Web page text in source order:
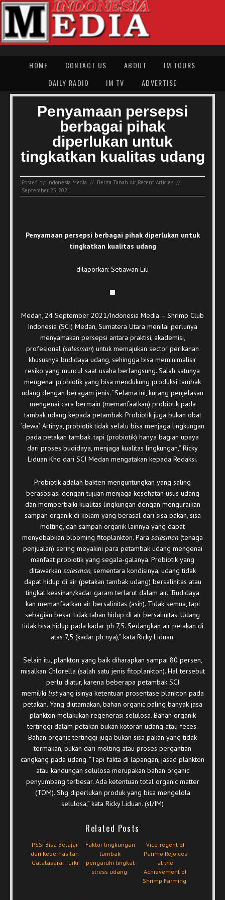
HOME CONTACT US ABOUT
IM TOURS
DAILY RADIO
IM TV ADVERTISE
Penyamaan persepsi
berbagai pihak
diperlukan untuk
tingkatkan kualitas udang
Posted by: Indonesia Media // Berita Tanah Air, Recent Articles //
September 25, 2021
Penyamaan persepsi berbagai pihak diperlukan untuk
tingkatkan kualitas udang
dilaporkan: Setiawan Liu
Medan, 24 September 2021/Indonesia Media – Shrimp Club
Indonesia (SCI) Medan, Sumatera Utara menilai perlunya
menyamakan persepsi antara praktisi, akademisi,
profesional (salesman) untuk memajukan sector perikanan
khususnya budidaya udang, sehingga bisa meminimalisir
resiko yang muncul saat usaha berlangsung. Salah satunya
mengenai probiotik yang bisa mendukung produksi tambak
udang dengan beragam jenis. “Selama ini, kurang penjelasan
mengenai cara bermain (memanfaatkan) probiotik pada
tambak udang kepada petambak. Probiotik juga bukan obat
‘dewa’. Artinya, probiotik tidak selalu bisa menjaga lingkungan
pada petakan tambak. tapi (probiotik) hanya bagian upaya
dari proses budidaya, menjaga kualitas lingkungan,” Ricky
Liduan Kho dari SCI Medan mengatakan kepada Redaksi.
Probiotik adalah bakteri menguntungkan yang saling
berasosiasi dengan tujuan menjaga kesehatan usus udang
dan memperbaiki kualitas lingkungan dengan menguraikan
sampah organik di kolam yang berasal dari sisa pakan, sisa
molting, dan sampah organik lainnya yang dapat
menyebabkan blooming fitoplankton. Para salesman (tenaga
penjualan) sering meyakini para petambak udang mengenai
manfaat probiotik yang segala-galanya. Probiotik yang
ditawarkan salesman, sementara kondisinya, udang tidak
dapat hidup di air (petakan tambak udang) bersalinitas atau
tingkat keasinan/kadar garam terlarut dalam air. “Budidaya
kan memanfaatkan air bersalinitas (asin). Tidak semua, tapi
sebagian besar tidak tahan hidup di air bersalinitas. Udang
tidak bisa hidup pada kadar ph 7,5. Sedangkan air petakan di
atas 7,5 (kadar ph nya),” kata Ricky Liduan.
Selain itu, plankton yang baik diharapkan sampai 80 persen,
misalkan Chlorella (salah satu jenis fitoplankton). Hal tersebut
perlu diatur, karena beberapa petambak SCI
memiliki listyang isinya ketentuan prosentase plankton pada
petakan. Yang diutamakan, bahan organic paling banyak jasa
plankton melakukan regenerasi selulosa. Bahan organik
tertinggi dalam petakan bukan kotoran udang atau feces.
Bahan organic tertinggi juga bukan sisa pakan yang tidak
termakan, bukan dari molting atau proses pergantian
cangkang pada udang. “Tapi fakta di lapangan, jasad plankton
atau kandungan selulosa merupakan bahan organic
penyumbang terbesar. Ada ketentuan total organic matter
(TOM). Shg diperlukan produk yang bisa mengelola
selulosa,” kata Ricky Liduan. (sl/IM)
Related Posts
PSSI Bisa Belajar
dari Keberhasilan
Galatasarai Turki
Faktor lingkungan
tambak
pengaruhi tingkat
stress udang
Vice-regent of
Parimo Rejoices
at the
Achievement of
Shrimp Farming